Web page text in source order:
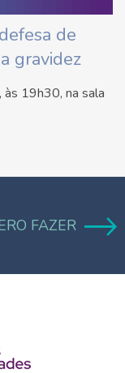
de
gravidez
19h30, na sala
FAZER